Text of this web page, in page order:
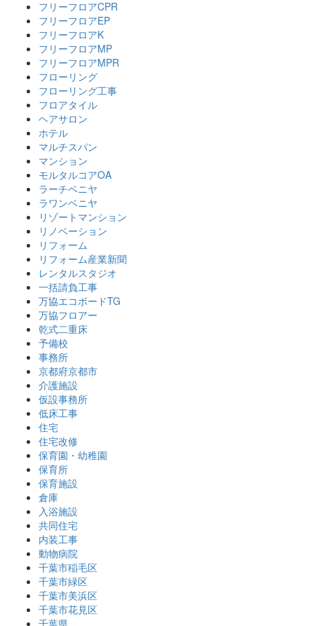
フリーフロアCPR
フリーフロアEP
フリーフロアK
フリーフロアMP
フリーフロアMPR
フローリング
フローリング工事
フロアタイル
ヘアサロン
ホテル
マルチスパン
マンション
モルタルコアOA
ラーチベニヤ
ラワンベニヤ
リゾートマンション
リノベーション
リフォーム
リフォーム産業新聞
レンタルスタジオ
一括請負工事
万協エコボードTG
万協フロアー
乾式二重床
予備校
事務所
京都府京都市
介護施設
仮設事務所
低床工事
住宅
住宅改修
保育園・幼稚園
保育所
保育施設
倉庫
入浴施設
共同住宅
内装工事
動物病院
千葉市稲毛区
千葉市緑区
千葉市美浜区
千葉市花見区
千葉県